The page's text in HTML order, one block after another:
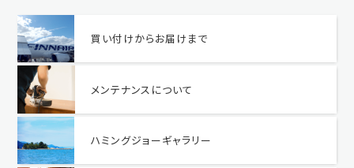
買い付けからお届けまで
メンテナンスについて
ハミングジョーギャラリー